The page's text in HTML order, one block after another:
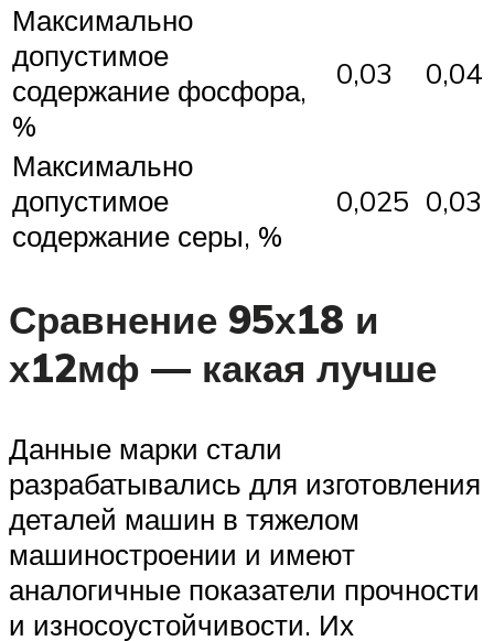
Максимально
допустимое
содержание фосфора,
%
0,03 0,04
Максимально
допустимое
содержание серы, %
0,025 0,03
Сравнение 95х18 и
х12мф — какая лучше
Данные марки стали
разрабатывались для изготовления
деталей машин в тяжелом
машиностроении и имеют
аналогичные показатели прочности
и износоустойчивости. Их